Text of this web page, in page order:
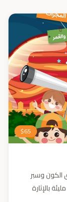
$65
الكون وسبر
بالإثارة